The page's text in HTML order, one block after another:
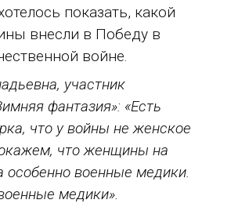
показать, какой
внесли в Победу в
войне.
участник
фантазия»: «Есть
что у войны не женское
что женщины на
особенно военные медики.
медики».